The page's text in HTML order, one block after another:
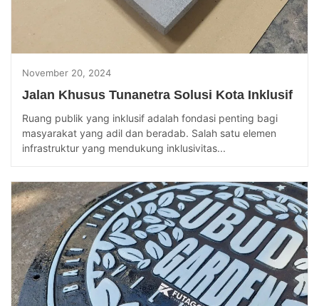
November 20, 2024
Jalan Khusus Tunanetra Solusi Kota Inklusif
Ruang publik yang inklusif adalah fondasi penting bagi
masyarakat yang adil dan beradab. Salah satu elemen
infrastruktur yang mendukung inklusivitas...